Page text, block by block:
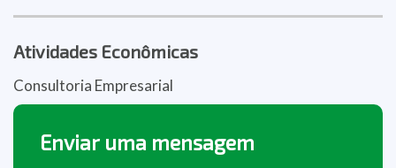
Atividades Econômicas
Consultoria Empresarial
Enviar uma mensagem